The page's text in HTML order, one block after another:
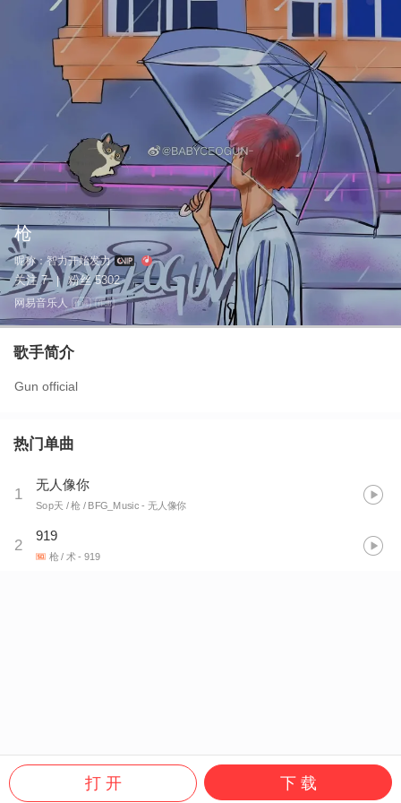
枪
昵称：智力开始发力
关注 7 | 粉丝 5302
网易音乐人 作词 作曲
歌手简介
Gun official
热门单曲
1
无人像你
Sop天 / 枪 / BFG_Music - 无人像你
2
919
枪 / 术- 919
打 开 下 载